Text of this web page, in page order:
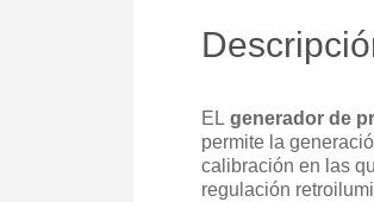
EL generador de
permite la
calibración en las
regulación